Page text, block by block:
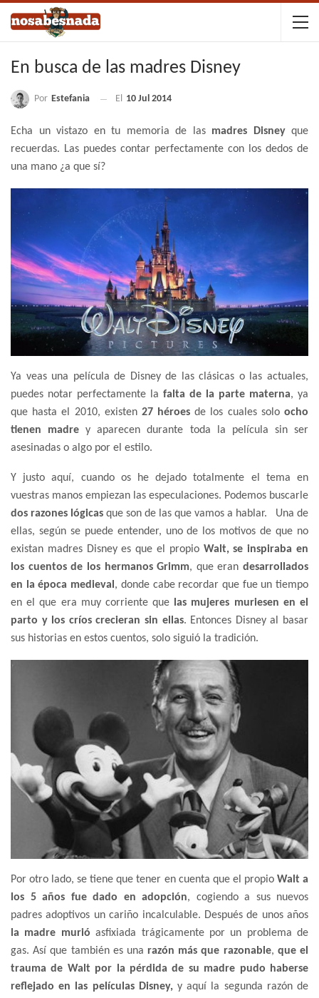
En busca de las madres Disney
Por Estefania El 10 Jul 2014
Echa un vistazo en tu memoria de las madres Disneyque
recuerdas. Las puedes contar perfectamente con los dedos de
una mano ¿a que sí?
Ya veas una película de Disney de las clásicas o las actuales,
puedes notar perfectamente la falta de la parte materna, ya
que hasta el 2010, existen 27 héroes de los cuales soloocho
tienen madrey aparecen durante toda la película sin ser
asesinadas o algo por el estilo.
Y justo aquí, cuando os he dejado totalmente el tema en
vuestras manos empiezan las especulaciones. Podemos buscarle
dos razones lógicas que son de las que vamos a hablar. Una de
ellas, según se puede entender, uno de los motivos de que no
existan madres Disney es que el propio Walt, se inspiraba en
los cuentos de los hermanos Grimm, que eran desarrollados
en la época medieval, donde cabe recordar que fue un tiempo
en el que era muy corriente que las mujeres muriesen en el
parto y los críos crecieran sin ellas. Entonces Disney al basar
sus historias en estos cuentos, solo siguió la tradición.
Por otro lado, se tiene que tener en cuenta que el propio Walt a
los 5 años fue dado en adopción, cogiendo a sus nuevos
padres adoptivos un cariño incalculable. Después de unos años
la madre murió asfixiada trágicamente por un problema de
gas. Así que también es unarazón más que razonable, que el
trauma de Walt por la pérdida de su madre pudo haberse
reflejado en las películas Disney,y aquí la segunda razón de